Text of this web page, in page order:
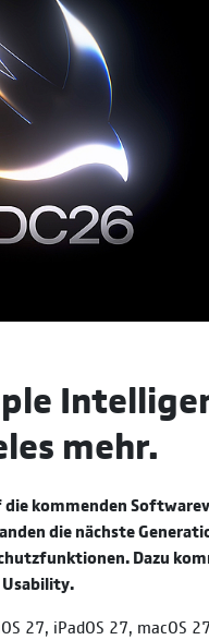
mehr.
kommenden
die nächste
Dazu
Usability.
27, iPadOS 27, macOS